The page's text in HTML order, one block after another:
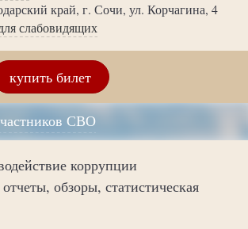
край, г. Сочи, ул. Корчагина, 4
слабовидящих
купить билет
СВО
коррупции
обзоры, статистическая